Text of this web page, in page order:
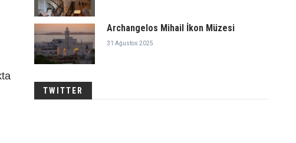
Archangelos Mihail İkon Müzesi
31 Ağustos 2025
TWITTER